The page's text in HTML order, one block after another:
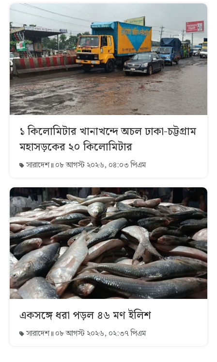
১ কিলোমিটার খানাখন্দে অচল ঢাকা-চট্টগ্রাম
মহাসড়কের ২০ কিলোমিটার
সারাদেশ ০৮ আগস্ট ২০২৬, ০৪:০৩ পিএম
একসঙ্গে ধরা পড়ল ৪৬ মণ ইলিশ
সারাদেশ ০৮ আগস্ট ২০২৬, ০২:৩৭ পিএম